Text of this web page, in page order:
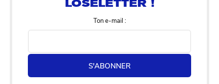
Ton e-mail :
S'ABONNER